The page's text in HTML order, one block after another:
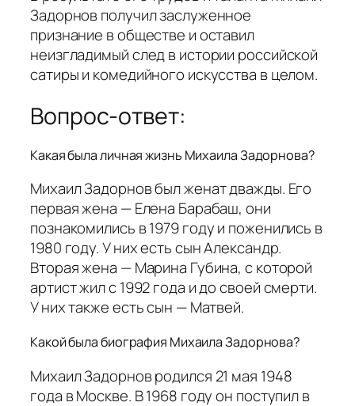
Задорнов получил заслуженное
признание в обществе и оставил
неизгладимый след в истории российской
сатиры и комедийного искусства в целом.
Вопрос-ответ:
Какая была личная жизнь Михаила Задорнова?
Михаил Задорнов был женат дважды. Его
первая жена — Елена Барабаш, они
познакомились в 1979 году и поженились в
1980 году. У них есть сын Александр.
Вторая жена — Марина Губина, с которой
артист жил с 1992 года и до своей смерти.
У них также есть сын — Матвей.
Какой была биография Михаила Задорнова?
Михаил Задорнов родился 21 мая 1948
года в Москве. В 1968 году он поступил в